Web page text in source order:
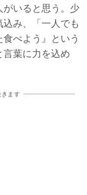
いると思う。少
み、「一人でも
べよう』という
葉に力を込め
ます